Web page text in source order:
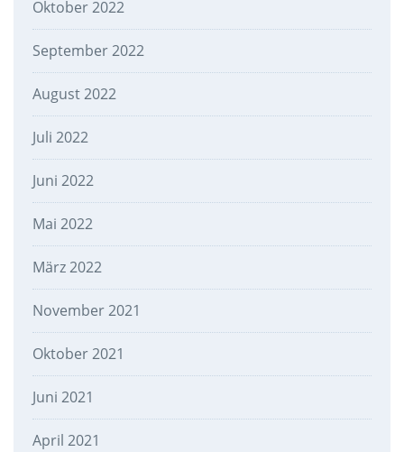
Oktober 2022
September 2022
August 2022
Juli 2022
Juni 2022
Mai 2022
März 2022
November 2021
Oktober 2021
Juni 2021
April 2021